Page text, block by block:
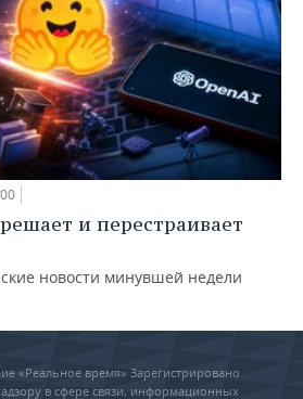
и перестраивает
новости минувшей недели
«Реальное время» Зарегистрировано
в сфере связи, информационных